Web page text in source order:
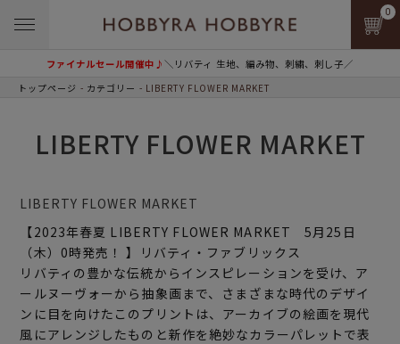
ファイナルセール開催中♪＼リバティ 生地、編み物、刺繍、刺し子／
0
トップページ カテゴリー LIBERTY FLOWER MARKET
LIBERTY FLOWER MARKET
LIBERTY FLOWER MARKET
【2023年春夏 LIBERTY FLOWER MARKET 5月25日
（木）0時発売！ 】リバティ・ファブリックス
リバティの豊かな伝統からインスピレーションを受け、ア
ールヌーヴォーから抽象画まで、さまざまな時代のデザイ
ンに目を向けたこのプリントは、アーカイブの絵画を現代
風にアレンジしたものと新作を絶妙なカラーパレットで表